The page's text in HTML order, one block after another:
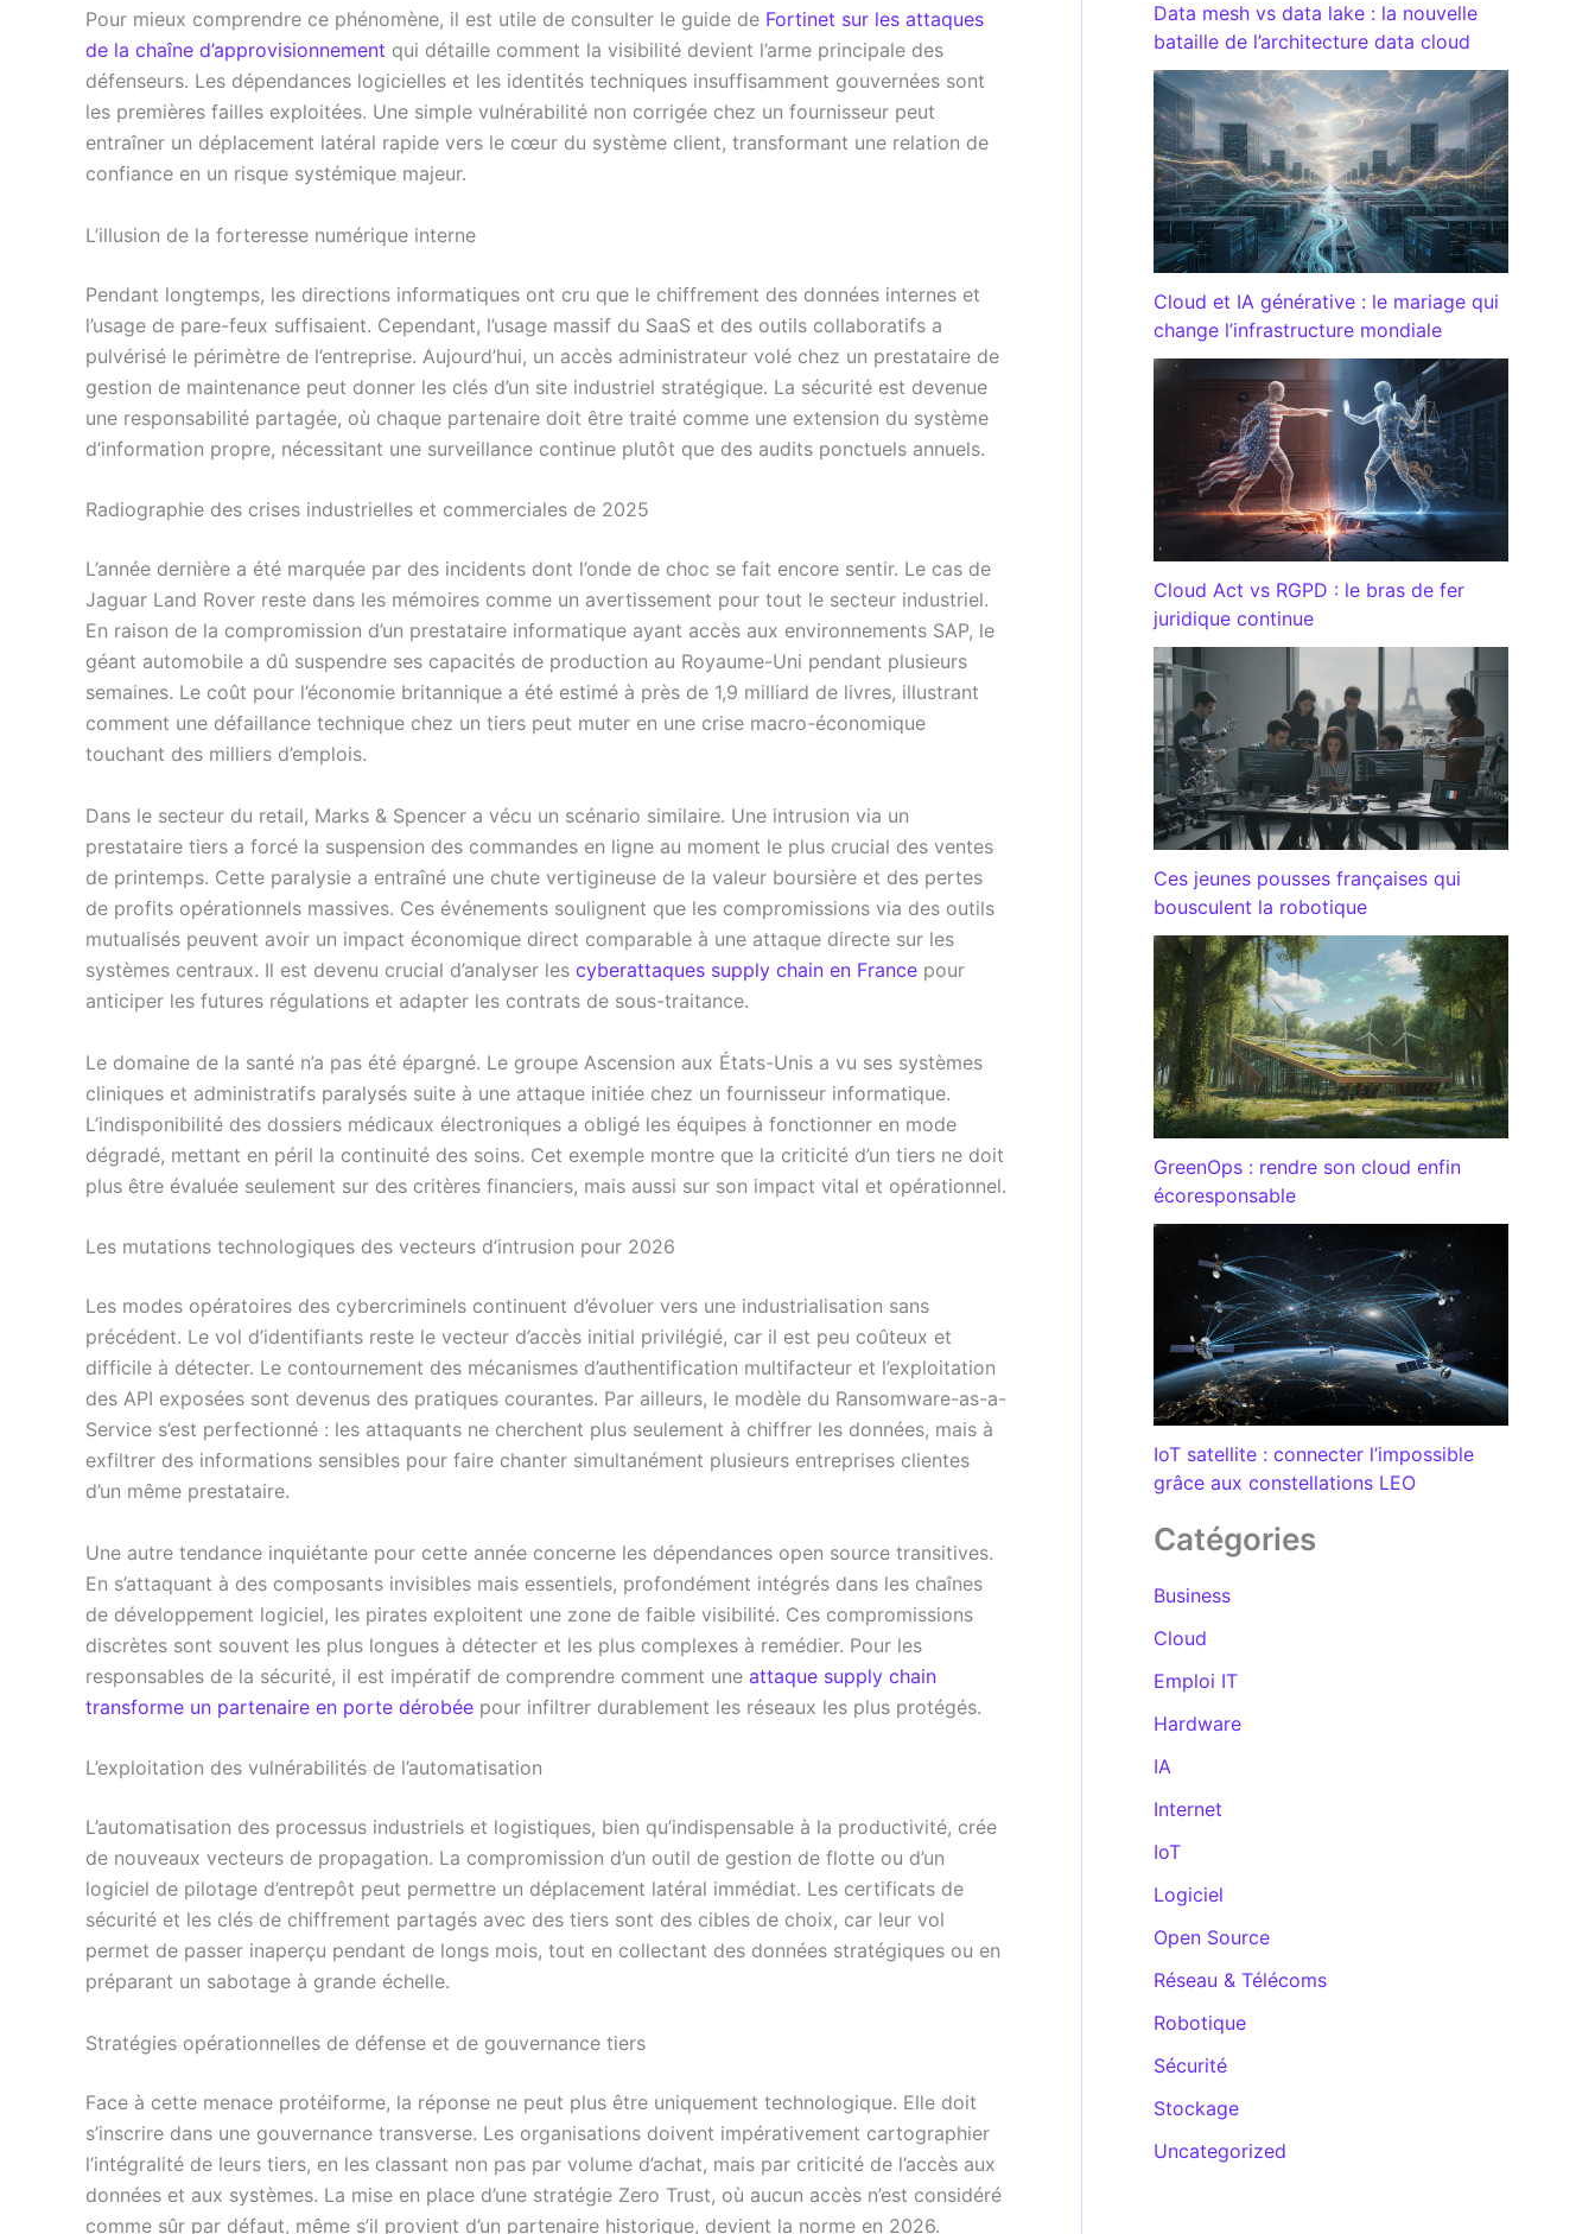
Pour mieux comprendre ce phénomène, il est utile de consulter le guide de Fortinet sur les attaques
de la chaîne d’approvisionnement qui détaille comment la visibilité devient l’arme principale des
défenseurs. Les dépendances logicielles et les identités techniques insuffisamment gouvernées sont
les premières failles exploitées. Une simple vulnérabilité non corrigée chez un fournisseur peut
entraîner un déplacement latéral rapide vers le cœur du système client, transformant une relation de
confiance en un risque systémique majeur.
L’illusion de la forteresse numérique interne
Pendant longtemps, les directions informatiques ont cru que le chiffrement des données internes et
l’usage de pare-feux suffisaient. Cependant, l’usage massif du SaaS et des outils collaboratifs a
pulvérisé le périmètre de l’entreprise. Aujourd’hui, un accès administrateur volé chez un prestataire de
gestion de maintenance peut donner les clés d’un site industriel stratégique. La sécurité est devenue
une responsabilité partagée, où chaque partenaire doit être traité comme une extension du système
d’information propre, nécessitant une surveillance continue plutôt que des audits ponctuels annuels.
Radiographie des crises industrielles et commerciales de 2025
L’année dernière a été marquée par des incidents dont l’onde de choc se fait encore sentir. Le cas de
Jaguar Land Rover reste dans les mémoires comme un avertissement pour tout le secteur industriel.
En raison de la compromission d’un prestataire informatique ayant accès aux environnements SAP, le
géant automobile a dû suspendre ses capacités de production au Royaume-Uni pendant plusieurs
semaines. Le coût pour l’économie britannique a été estimé à près de 1,9 milliard de livres, illustrant
comment une défaillance technique chez un tiers peut muter en une crise macro-économique
touchant des milliers d’emplois.
Dans le secteur du retail, Marks & Spencer a vécu un scénario similaire. Une intrusion via un
prestataire tiers a forcé la suspension des commandes en ligne au moment le plus crucial des ventes
de printemps. Cette paralysie a entraîné une chute vertigineuse de la valeur boursière et des pertes
de profits opérationnels massives. Ces événements soulignent que les compromissions via des outils
mutualisés peuvent avoir un impact économique direct comparable à une attaque directe sur les
systèmes centraux. Il est devenu crucial d’analyser les cyberattaques supply chain en France pour
anticiper les futures régulations et adapter les contrats de sous-traitance.
Le domaine de la santé n’a pas été épargné. Le groupe Ascension aux États-Unis a vu ses systèmes
cliniques et administratifs paralysés suite à une attaque initiée chez un fournisseur informatique.
L’indisponibilité des dossiers médicaux électroniques a obligé les équipes à fonctionner en mode
dégradé, mettant en péril la continuité des soins. Cet exemple montre que la criticité d’un tiers ne doit
plus être évaluée seulement sur des critères financiers, mais aussi sur son impact vital et opérationnel.
Les mutations technologiques des vecteurs d’intrusion pour 2026
Les modes opératoires des cybercriminels continuent d’évoluer vers une industrialisation sans
précédent. Le vol d’identifiants reste le vecteur d’accès initial privilégié, car il est peu coûteux et
difficile à détecter. Le contournement des mécanismes d’authentification multifacteur et l’exploitation
des API exposées sont devenus des pratiques courantes. Par ailleurs, le modèle du Ransomware-as-a-
Service s’est perfectionné : les attaquants ne cherchent plus seulement à chiffrer les données, mais à
exfiltrer des informations sensibles pour faire chanter simultanément plusieurs entreprises clientes
d’un même prestataire.
Une autre tendance inquiétante pour cette année concerne les dépendances open source transitives.
En s’attaquant à des composants invisibles mais essentiels, profondément intégrés dans les chaînes
de développement logiciel, les pirates exploitent une zone de faible visibilité. Ces compromissions
discrètes sont souvent les plus longues à détecter et les plus complexes à remédier. Pour les
responsables de la sécurité, il est impératif de comprendre comment une attaque supply chain
transforme un partenaire en porte dérobée pour infiltrer durablement les réseaux les plus protégés.
L’exploitation des vulnérabilités de l’automatisation
L’automatisation des processus industriels et logistiques, bien qu’indispensable à la productivité, crée
de nouveaux vecteurs de propagation. La compromission d’un outil de gestion de flotte ou d’un
logiciel de pilotage d’entrepôt peut permettre un déplacement latéral immédiat. Les certificats de
sécurité et les clés de chiffrement partagés avec des tiers sont des cibles de choix, car leur vol
permet de passer inaperçu pendant de longs mois, tout en collectant des données stratégiques ou en
préparant un sabotage à grande échelle.
Stratégies opérationnelles de défense et de gouvernance tiers
Face à cette menace protéiforme, la réponse ne peut plus être uniquement technologique. Elle doit
s’inscrire dans une gouvernance transverse. Les organisations doivent impérativement cartographier
l’intégralité de leurs tiers, en les classant non pas par volume d’achat, mais par criticité de l’accès aux
données et aux systèmes. La mise en place d’une stratégie Zero Trust, où aucun accès n’est considéré
comme sûr par défaut, même s’il provient d’un partenaire historique, devient la norme en 2026.
Data mesh vs data lake : la nouvelle
bataille de l’architecture data cloud
Cloud et IA générative : le mariage qui
change l’infrastructure mondiale
Cloud Act vs RGPD : le bras de fer
juridique continue
Ces jeunes pousses françaises qui
bousculent la robotique
GreenOps : rendre son cloud enfin
écoresponsable
IoT satellite : connecter l’impossible
grâce aux constellations LEO
Catégories
Business
Cloud
Emploi IT
Hardware
IA
Internet
IoT
Logiciel
Open Source
Réseau & Télécoms
Robotique
Sécurité
Stockage
Uncategorized